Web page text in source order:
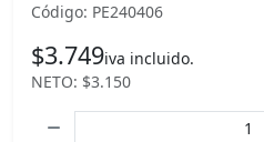
Código: PE240406
$3.749iva incluido.
NETO: $3.150